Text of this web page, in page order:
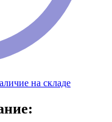
на складе